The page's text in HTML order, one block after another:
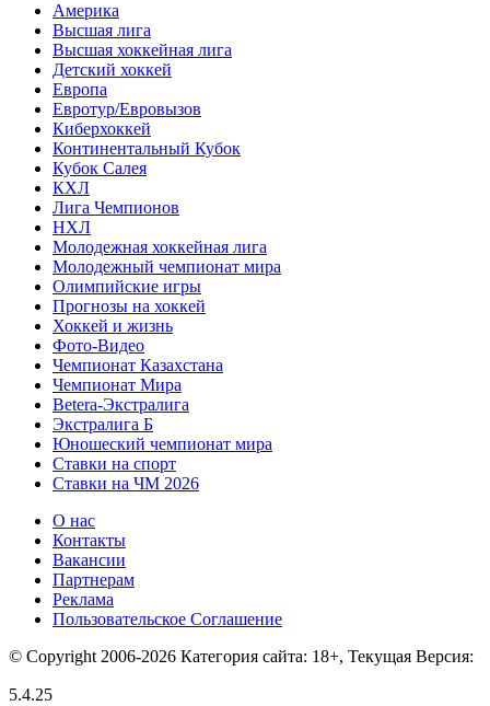
Америка
Высшая лига
Высшая хоккейная лига
Детский хоккей
Европа
Евротур/Евровызов
Киберхоккей
Континентальный Кубок
Кубок Салея
КХЛ
Лига Чемпионов
НХЛ
Молодежная хоккейная лига
Молодежный чемпионат мира
Олимпийские игры
Прогнозы на хоккей
Хоккей и жизнь
Фото-Видео
Чемпионат Казахстана
Чемпионат Мира
Betera-Экстралига
Экстралига Б
Юношеский чемпионат мира
Ставки на спорт
Ставки на ЧМ 2026
О нас
Контакты
Вакансии
Партнерам
Реклама
Пользовательское Соглашение
© Copyright 2006-2026 Категория сайта: 18+, Текущая Версия:
5.4.25